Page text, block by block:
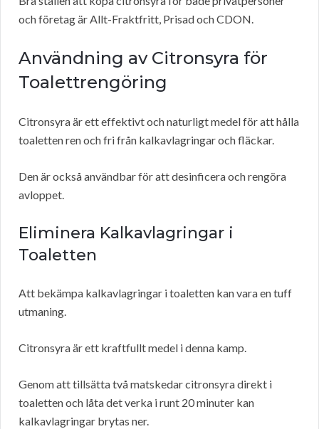
och företag är Allt-Fraktfritt, Prisad och CDON.
Användning av Citronsyra för
Toalettrengöring
Citronsyra är ett effektivt och naturligt medel för att hålla
toaletten ren och fri från kalkavlagringar och fläckar.
Den är också användbar för att desinficera och rengöra
avloppet.
Eliminera Kalkavlagringar i
Toaletten
Att bekämpa kalkavlagringar i toaletten kan vara en tuff
utmaning.
Citronsyra är ett kraftfullt medel i denna kamp.
Genom att tillsätta två matskedar citronsyra direkt i
toaletten och låta det verka i runt 20 minuter kan
kalkavlagringar brytas ner.